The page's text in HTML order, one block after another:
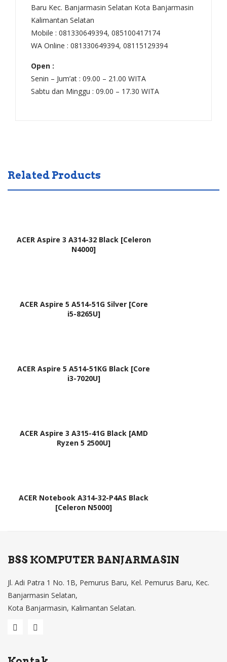
Baru Kec. Banjarmasin Selatan Kota Banjarmasin
Kalimantan Selatan
Mobile : 081330649394, 085100417174
WA Online : 081330649394, 08115129394
Open :
Senin – Jum’at : 09.00 – 21.00 WITA
Sabtu dan Minggu : 09.00 – 17.30 WITA
Related Products
ACER Aspire 3 A314-32 Black [Celeron
N4000]
ACER Aspire 5 A514-51G Silver [Core
i5-8265U]
ACER Aspire 5 A514-51KG Black [Core
i3-7020U]
ACER Aspire 3 A315-41G Black [AMD
Ryzen 5 2500U]
ACER Notebook A314-32-P4AS Black
[Celeron N5000]
BSS KOMPUTER BANJARMASIN
Jl. Adi Patra 1 No. 1B, Pemurus Baru, Kel. Pemurus Baru, Kec.
Banjarmasin Selatan,
Kota Banjarmasin, Kalimantan Selatan.